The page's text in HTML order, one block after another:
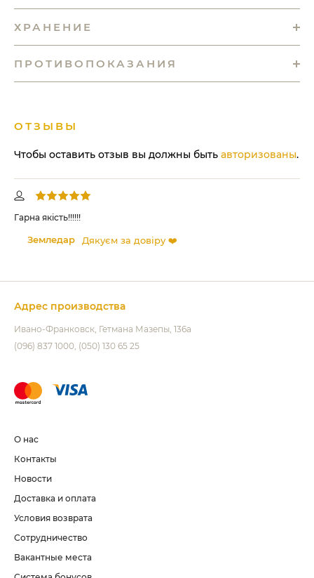
ХРАНЕНИЕ
ПРОТИВОПОКАЗАНИЯ
ОТЗЫВЫ
Гарна якість!!!!!!
Земледар Дякуєм за довіру ❤️
Чтобы оставить отзыв вы должны быть авторизованы.
Адрес производства
Ивано-Франковск Гетмана Мазепы, 136а
(096) 837 1000 (050) 130 65 25
О нас
Контакты
Новости
Доставка и оплата
Условия возврата
Сотрудничество
Вакантные места